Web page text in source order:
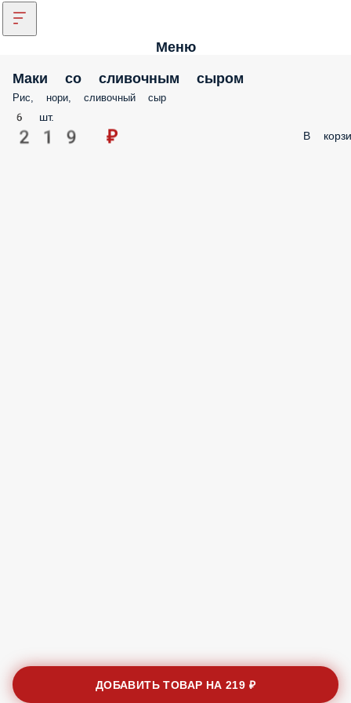
Меню
Маки со сливочным сыром
Рис, нори, сливочный сыр
6 шт.
219 ₽ В
ДОБАВИТЬ ТОВАР НА219 ₽